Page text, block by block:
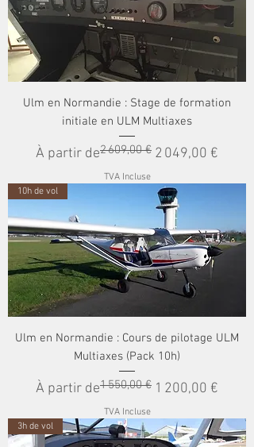
pouvez pas la souscrire plus tard. ​ le montant de
la Garantie 100% Liberté n'est pas remboursée. ​
(Les tarifs sont variables en fonction de l'Activité
choisie)
Ulm en Normandie : Stage de formation
initiale en ULM Multiaxes
À partir de
Prix original2 609,00 € 2 049,00 €
Prix promotionnel
TVA Incluse
10h de vol
Ulm en Normandie : Cours de pilotage ULM
Multiaxes (Pack 10h)
À partir de
Prix original1 550,00 € 1 200,00 €
Prix promotionnel
TVA Incluse
3h de vol